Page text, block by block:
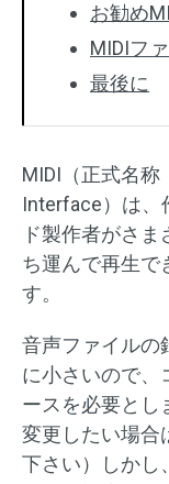
バッチ処理
透かしなし
お勧め
MIDIフ
最後に
MIDI（正式名称
Interface）は、
ド製作者がさ
ち運んで再生で
す。
音声ファイルの
に小さいので、
ースを必要とし
変更したい場合
下さい）しかし